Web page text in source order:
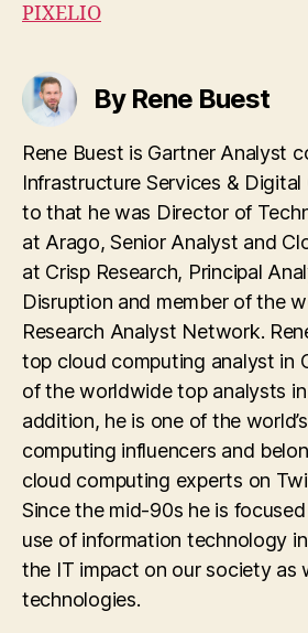
PIXELIO
By Rene Buest
Rene Buest is Gartner Analyst
Infrastructure Services & Digital
to that he was Director of
at Arago, Senior Analyst and
at Crisp Research, Principal
Disruption and member of the
Research Analyst Network.
top cloud computing analyst in
of the worldwide top analysts in
addition, he is one of the
computing influencers and
cloud computing experts on
Since the mid-90s he is
use of information technology
the IT impact on our society as
technologies.